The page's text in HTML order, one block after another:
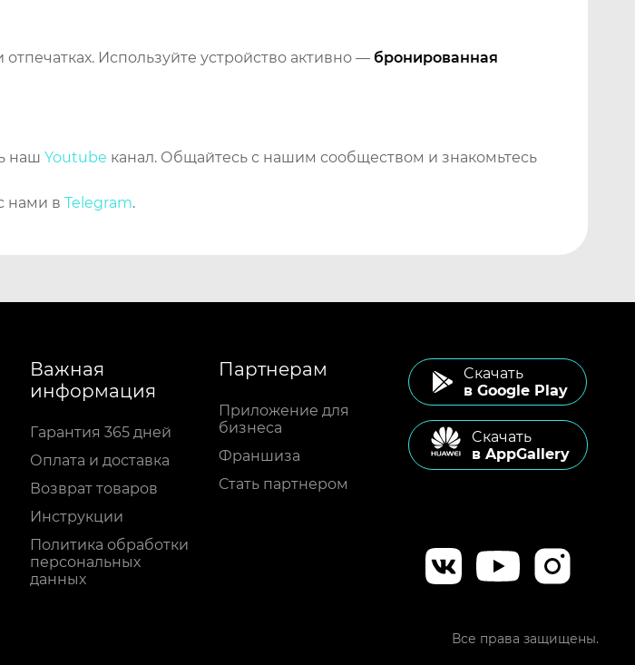
Используйте устройство активно — бронированная
наш Youtube канал. Общайтесь с нашим сообществом и знакомьтесь
нами в Telegram.
Важная
информация
Гарантия 365 дней
Оплата и доставка
Возврат товаров
Инструкции
Политика обработки
персональных
данных
Партнерам
Приложение для
бизнеса
Франшиза
Стать партнером
Cкачать
в Google Play
Cкачать
в AppGallery
Все права защищены.